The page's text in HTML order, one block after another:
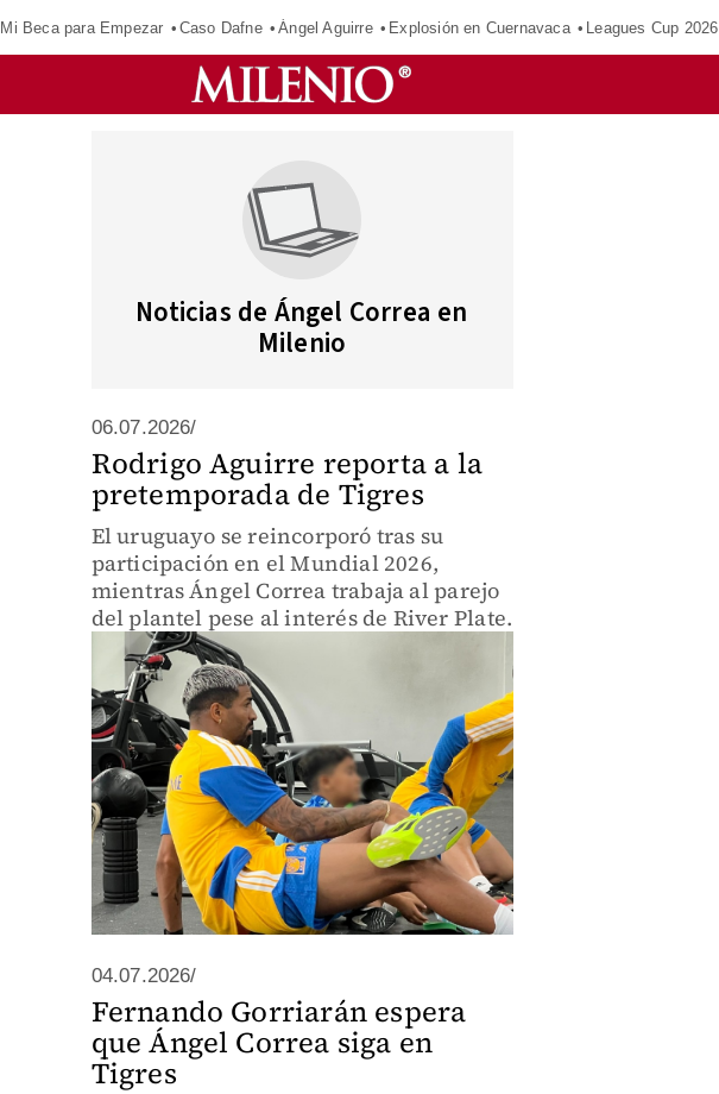
Mi Beca para Empezar Caso Dafne Ángel Aguirre Explosión en Cuernavaca Leagues Cup 2026
Noticias de Ángel Correa en
Milenio
06.07.2026/
Rodrigo Aguirre reporta a la
pretemporada de Tigres
El uruguayo se reincorporó tras su
participación en el Mundial 2026,
mientras Ángel Correa trabaja al parejo
del plantel pese al interés de River Plate.
04.07.2026/
Fernando Gorriarán espera
que Ángel Correa siga en
Tigres